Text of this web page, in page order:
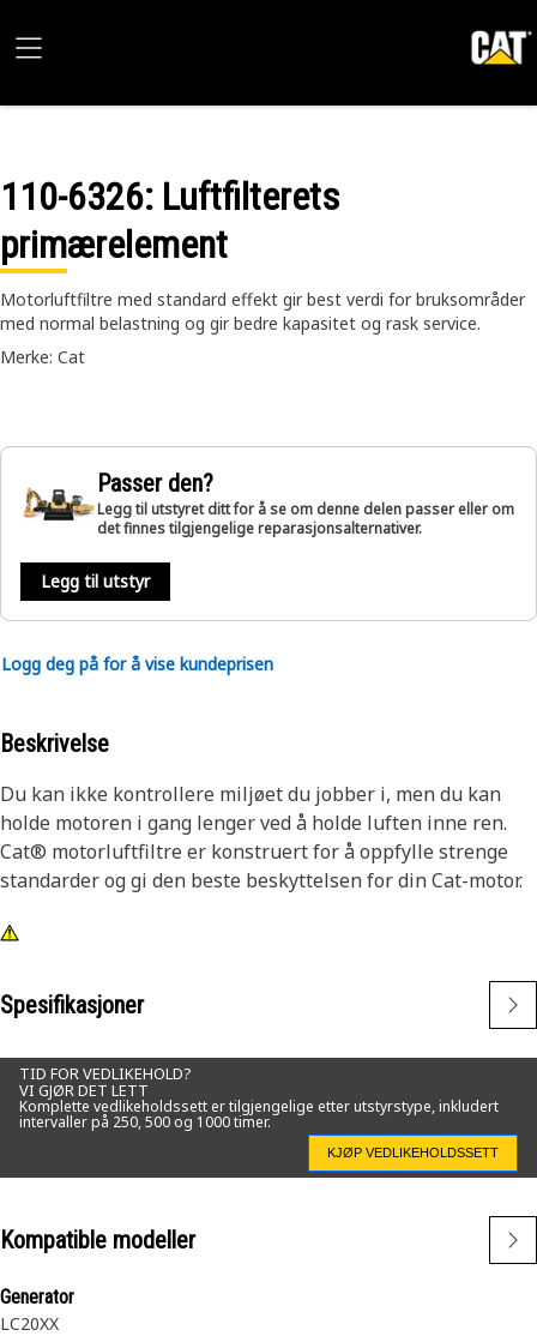
110-6326: Luftfilterets
primærelement
Motorluftfiltre med standard effekt gir best verdi for bruksområder
med normal belastning og gir bedre kapasitet og rask service.
Merke: Cat
Passer den?
Legg til utstyret ditt for å se om denne delen passer eller om
det finnes tilgjengelige reparasjonsalternativer.
Legg til utstyr
Logg deg på for å vise kundeprisen
Beskrivelse
Du kan ikke kontrollere miljøet du jobber i, men du kan
holde motoren i gang lenger ved å holde luften inne ren.
Cat® motorluftfiltre er konstruert for å oppfylle strenge
standarder og gi den beste beskyttelsen for din Cat-motor.
Spesifikasjoner
TID FOR VEDLIKEHOLD?
VI GJØR DET LETT
Komplette vedlikeholdssett er tilgjengelige etter utstyrstype, inkludert
intervaller på 250, 500 og 1000 timer.
KJØP VEDLIKEHOLDSSETT
Kompatible modeller
Generator
LC20XX